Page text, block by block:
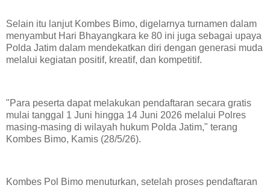
Selain itu lanjut Kombes Bimo, digelarnya turnamen dalam
menyambut Hari Bhayangkara ke 80 ini juga sebagai upaya
Polda Jatim dalam mendekatkan diri dengan generasi muda
melalui kegiatan positif, kreatif, dan kompetitif.
"Para peserta dapat melakukan pendaftaran secara gratis
mulai tanggal 1 Juni hingga 14 Juni 2026 melalui Polres
masing-masing di wilayah hukum Polda Jatim," terang
Kombes Bimo, Kamis (28/5/26).
Kombes Pol Bimo menuturkan, setelah proses pendaftaran